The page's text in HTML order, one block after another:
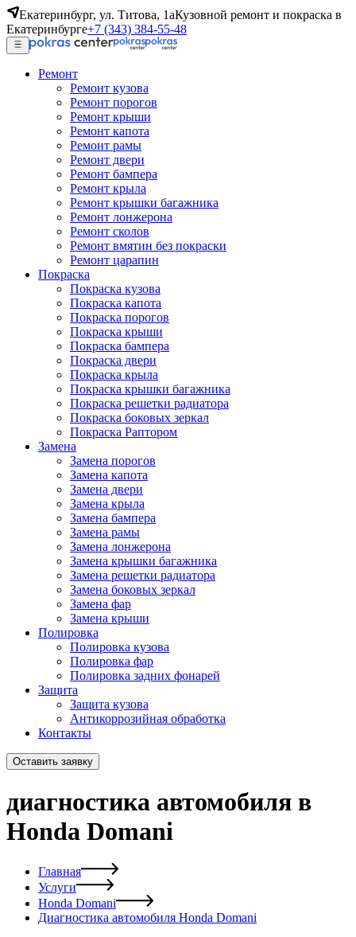
Екатеринбург, ул. Титова, 1аКузовной ремонт и покраска в
Екатеринбурге+7 (343) 384-55-48
Ремонт
Ремонт кузова
Ремонт порогов
Ремонт крыши
Ремонт капота
Ремонт рамы
Ремонт двери
Ремонт бампера
Ремонт крыла
Ремонт крышки багажника
Ремонт лонжерона
Ремонт сколов
Ремонт вмятин без покраски
Ремонт царапин
Покраска
Покраска кузова
Покраска капота
Покраска порогов
Покраска крыши
Покраска бампера
Покраска двери
Покраска крыла
Покраска крышки багажника
Покраска решетки радиатора
Покраска боковых зеркал
Покраска Раптором
Замена
Замена порогов
Замена капота
Замена двери
Замена крыла
Замена бампера
Замена рамы
Замена лонжерона
Замена крышки багажника
Замена решетки радиатора
Замена боковых зеркал
Замена фар
Замена крыши
Полировка
Полировка кузова
Полировка фар
Полировка задних фонарей
Защита
Защита кузова
Антикоррозийная обработка
Контакты
Оставить заявку
диагностика автомобиля в
Honda Domani
Главная
Услуги
Honda Domani
Диагностика автомобиля Honda Domani